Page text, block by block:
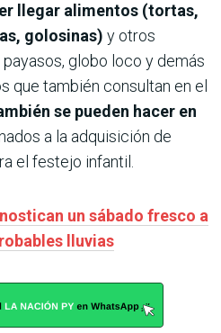
llegar alimentos (tortas,
golosinas) y otros
globo loco y demás
que también consultan en el
se pueden hacer en
a la adquisición de
el festejo infantil.
un sábado fresco a
lluvias